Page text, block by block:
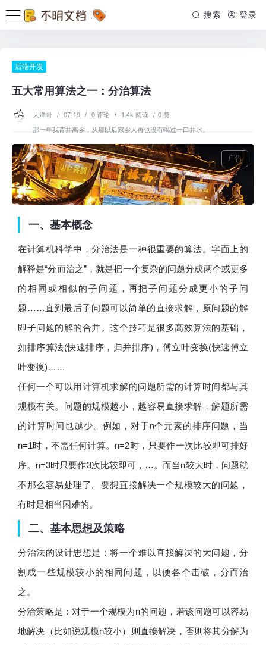
搜索 登录
后端开发
五大常用算法之一：分治算法
大洋哥 / 07-19 / 0 评论 / 1.4k 阅读 / 0 赞
那一年我背井离乡，从那以后家乡人再也没有喝过一口井水。
广告
一、基本概念
在计算机科学中，分治法是一种很重要的算法。字面上的
解释是“分而治之”，就是把一个复杂的问题分成两个或更多
的相同或相似的子问题，再把子问题分成更小的子问
题……直到最后子问题可以简单的直接求解，原问题的解
即子问题的解的合并。这个技巧是很多高效算法的基础，
如排序算法(快速排序，归并排序)，傅立叶变换(快速傅立
叶变换)……
任何一个可以用计算机求解的问题所需的计算时间都与其
规模有关。问题的规模越小，越容易直接求解，解题所需
的计算时间也越少。例如，对于n个元素的排序问题，当
n=1时，不需任何计算。n=2时，只要作一次比较即可排好
序。n=3时只要作3次比较即可，…。而当n较大时，问题就
不那么容易处理了。要想直接解决一个规模较大的问题，
有时是相当困难的。
二、基本思想及策略
分治法的设计思想是：将一个难以直接解决的大问题，分
割成一些规模较小的相同问题，以便各个击破，分而治
之。
分治策略是：对于一个规模为n的问题，若该问题可以容易
地解决（比如说规模n较小）则直接解决，否则将其分解为